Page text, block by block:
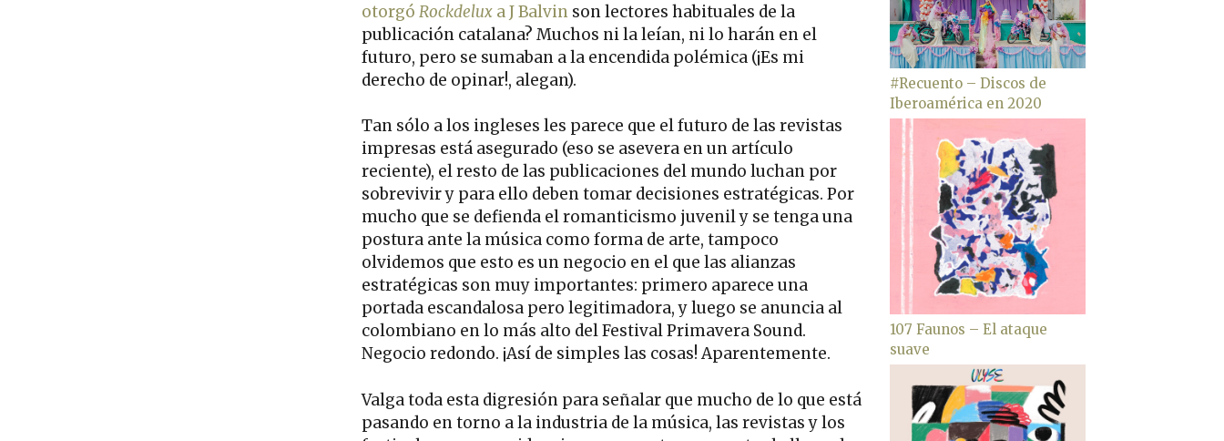
otorgó Rockdelux a J Balvin son lectores habituales de la
publicación catalana? Muchos ni la leían, ni lo harán en el
futuro, pero se sumaban a la encendida polémica (¡Es mi
derecho de opinar!, alegan).
Tan sólo a los ingleses les parece que el futuro de las revistas
impresas está asegurado (eso se asevera en un artículo
reciente), el resto de las publicaciones del mundo luchan por
sobrevivir y para ello deben tomar decisiones estratégicas. Por
mucho que se defienda el romanticismo juvenil y se tenga una
postura ante la música como forma de arte, tampoco
olvidemos que esto es un negocio en el que las alianzas
estratégicas son muy importantes: primero aparece una
portada escandalosa pero legitimadora, y luego se anuncia al
colombiano en lo más alto del Festival Primavera Sound.
Negocio redondo. ¡Así de simples las cosas! Aparentemente.
Valga toda esta digresión para señalar que mucho de lo que está
pasando en torno a la industria de la música, las revistas y los
#Recuento – Discos de
Iberoamérica en 2020
107 Faunos – El ataque
suave